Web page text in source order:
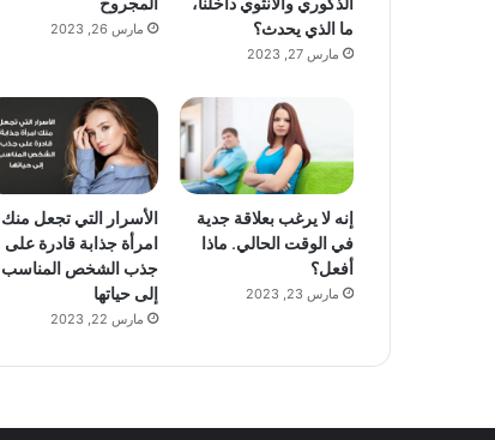
ما الذي يحدث؟
مارس 27, 2023
مارس 26, 2023
إنه لا يرغب بعلاقة جدية
في الوقت الحالي. ماذا
أفعل؟
مارس 23, 2023
الأسرار التي تجعل منك
امرأة جذابة قادرة على
جذب الشخص المناسب
إلى حياتها
مارس 22, 2023